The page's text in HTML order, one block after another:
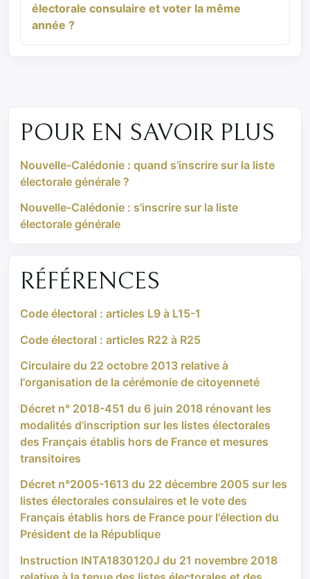
électorale consulaire et voter la même
année ?
POUR EN SAVOIR PLUS
Nouvelle-Calédonie : quand s’inscrire sur la liste
électorale générale ?
Nouvelle-Calédonie : s'inscrire sur la liste
électorale générale
RÉFÉRENCES
Code électoral : articles L9 à L15-1
Code électoral : articles R22 à R25
Circulaire du 22 octobre 2013 relative à
l'organisation de la cérémonie de citoyenneté
Décret n° 2018-451 du 6 juin 2018 rénovant les
modalités d'inscription sur les listes électorales
des Français établis hors de France et mesures
transitoires
Décret n°2005-1613 du 22 décembre 2005 sur les
listes électorales consulaires et le vote des
Français établis hors de France pour l'élection du
Président de la République
Instruction INTA1830120J du 21 novembre 2018